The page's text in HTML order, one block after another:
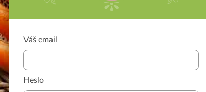
Váš email
Heslo